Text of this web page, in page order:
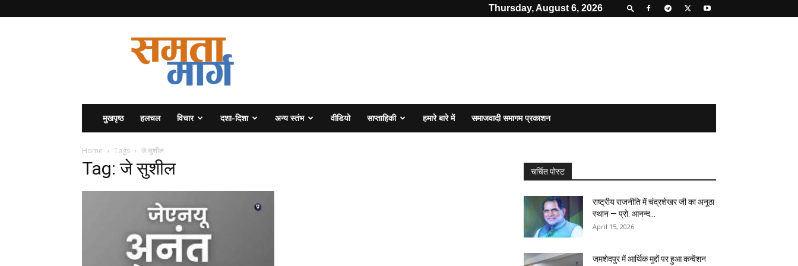
Thursday, August 6, 2026
मुखपृष्ठ हलचल विचार दशा-दिशा अन्य स्तंभ वीडियो साप्ताहिकी हमारे बारे में समाजवादी समागम प्रकाशन
Home Tags जे सुशील
Tag: जे सुशील चर्चित पोस्ट
राष्ट्रीय राजनीति में चंद्रशेखर जी का अनूठा
स्थान — प्रो. आनन्द...
April 15, 2026
जमशेदपुर में आर्थिक मुद्दों पर हुआ कन्वेंशन